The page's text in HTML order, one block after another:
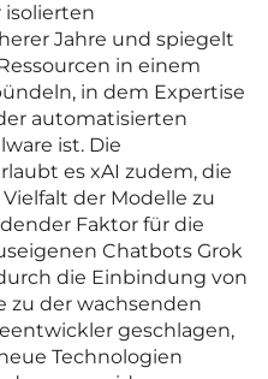
Jahre und spiegelt
in einem
in dem Expertise
automatisierten
ist. Die
es xAI zudem, die
der Modelle zu
Faktor für die
Chatbots Grok
die Einbindung von
zu der wachsenden
geschlagen,
Technologien